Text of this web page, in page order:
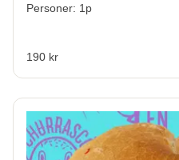
Personer: 1p
190 kr